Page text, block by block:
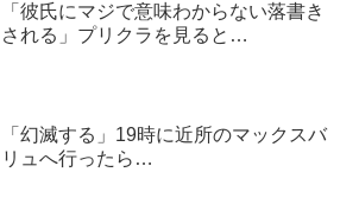
「彼氏にマジで意味わからない落書き
される」プリクラを見ると…
「幻滅する」19時に近所のマックスバ
リュへ行ったら…